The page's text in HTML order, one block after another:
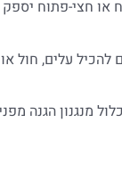
חצי-פתוח
להכיל עלים, חול
מנגנון הגנה